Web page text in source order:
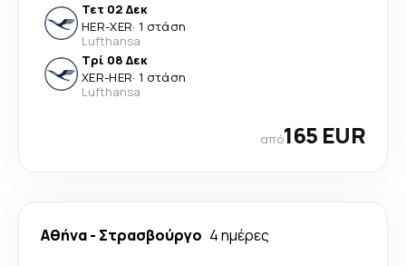
Τετ 02 Δεκ
HER-XER· 1 στάση
Lufthansa
Τρί 08 Δεκ
XER-HER· 1 στάση
Lufthansa
από165 EUR
Αθήνα- Στρασβούργο 4 ημέρες